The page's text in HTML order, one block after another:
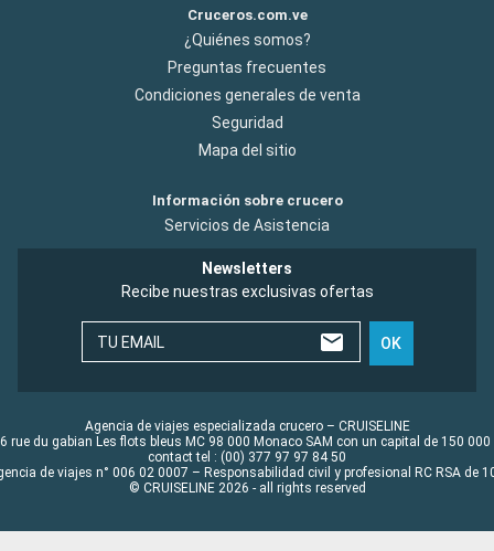
Cruceros.com.ve
¿Quiénes somos?
Preguntas frecuentes
Condiciones generales de venta
Seguridad
Mapa del sitio
Información sobre crucero
Servicios de Asistencia
Newsletters
Recibe nuestras exclusivas ofertas
TU EMAIL OK
Agencia de viajes especializada crucero – CRUISELINE
rue du gabian Les flots bleus MC 98 000 Monaco SAM con un capital de 150 000
contact tel : (00) 377 97 97 84 50
de viajes n° 006 02 0007 – Responsabilidad civil y profesional RC RSA de
© CRUISELINE 2026 - all rights reserved